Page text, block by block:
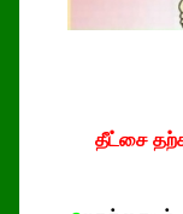
தீட்சை